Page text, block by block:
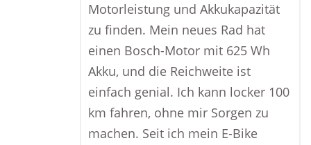
Motorleistung und Akkukapazität
zu finden. Mein neues Rad hat
einen Bosch-Motor mit 625 Wh
Akku, und die Reichweite ist
einfach genial. Ich kann locker 100
km fahren, ohne mir Sorgen zu
machen. Seit ich mein E-Bike